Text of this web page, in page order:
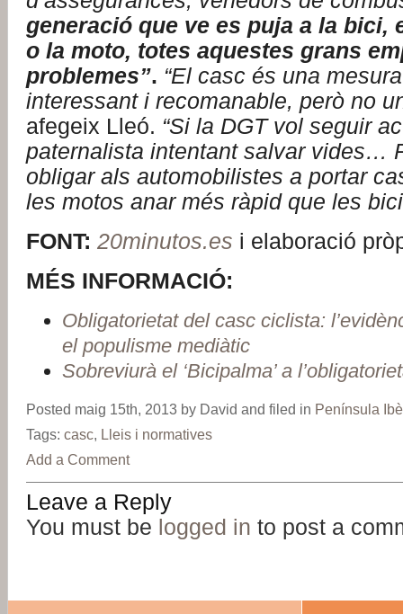
generació que ve es puja a la bici,
o la moto, totes aquestes grans
problemes”. “El casc és una
interessant i recomanable, però no
afegeix Lleó. “Si la DGT vol seguir
paternalista intentant salvar vides…
obligar als automobilistes a portar
les motos anar més ràpid que les
FONT: 20minutos.es i elaboració
MÉS INFORMACIÓ:
Obligatorietat del casc ciclista:
el populisme mediàtic
Sobreviurà el ‘Bicipalma’ a
Posted maig 15th, 2013 by David and filed in Península
Tags: casc, Lleis i normatives
Add a Comment
Leave a Reply
You must be logged in to post a